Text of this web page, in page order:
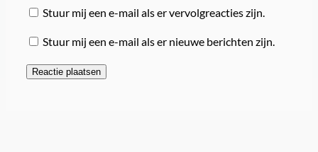
Stuur mij een e-mail als er vervolgreacties zijn.
Stuur mij een e-mail als er nieuwe berichten zijn.